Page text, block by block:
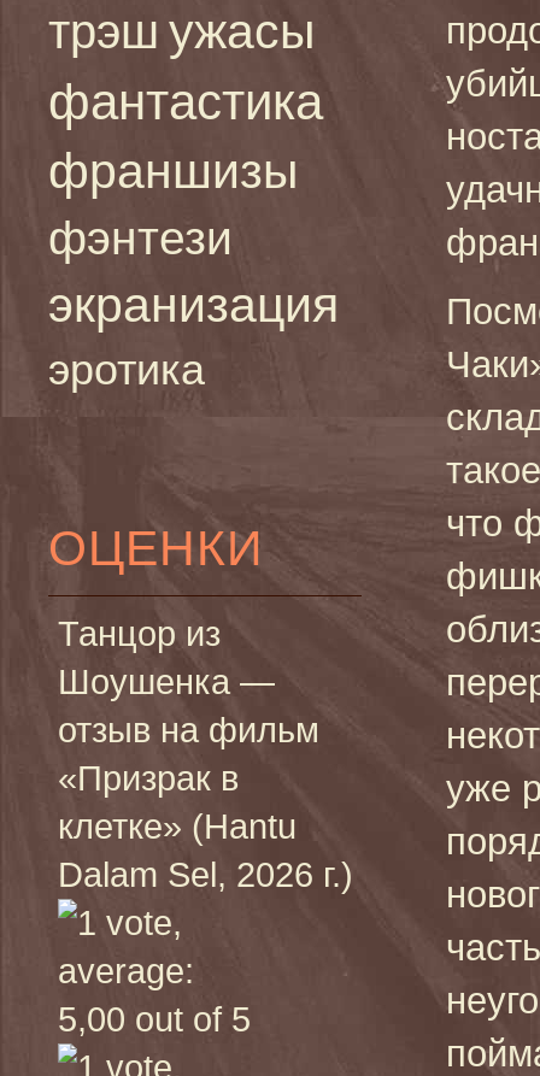
трэш ужасы
фантастика
франшизы
фэнтези
экранизация
эротика
ОЦЕНКИ
Танцор из
Шоушенка —
отзыв на фильм
«Призрак в
клетке» (Hantu
Dalam Sel, 2026 г.)
что
уже